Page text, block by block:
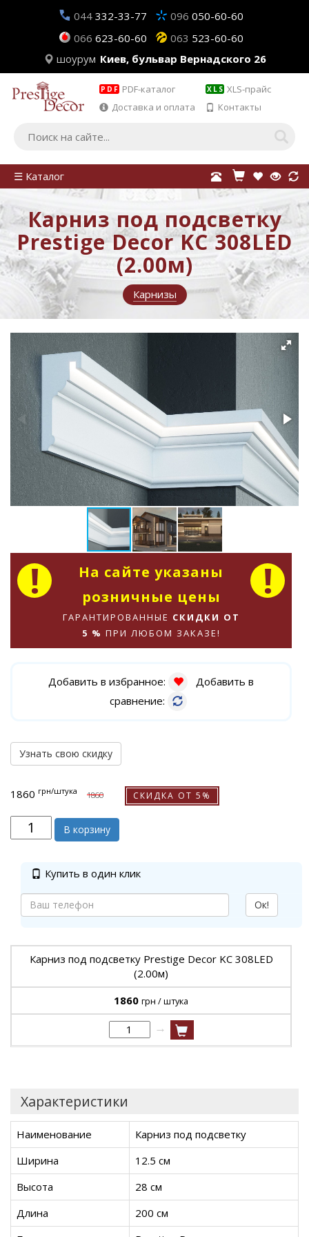
044 332-33-77 096 050-60-60
066 623-60-60 063 523-60-60
шоурум Киев, бульвар Вернадского 26
PDF PDF-каталог XLS XLS-прайс
Доставка и оплата
Контакты
☰ Каталог
Карниз под подсветку
Prestige Decor KC 308LED
(2.00м)
Карнизы
На сайте указаны
розничные цены
ГАРАНТИРОВАННЫЕ СКИДКИ ОТ
5 % ПРИ ЛЮБОМ ЗАКАЗЕ!
Добавить в избранное:
Добавить в
сравнение:
Узнать свою скидку
1860 грн/штука 1860 СКИДКА ОТ 5%
В корзину
Купить в один клик
Ок!
Карниз под подсветку Prestige Decor KC 308LED
(2.00м)
1860 грн / штука
→
Характеристики
Наименование
Карниз под подсветку
Ширина
12.5 см
Высота
28 см
Длина
200 см